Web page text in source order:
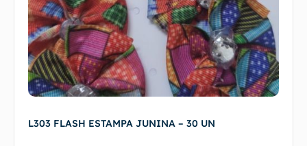
L303 FLASH ESTAMPA JUNINA – 30 UN